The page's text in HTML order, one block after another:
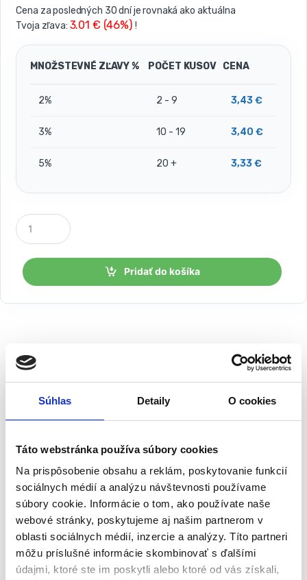
Súhlas Detaily O cookies
Táto webstránka používa súbory cookies
Na prispôsobenie obsahu a reklám, poskytovanie funkcií
sociálnych médií a analýzu návštevnosti používame
súbory cookie. Informácie o tom, ako používate naše
webové stránky, poskytujeme aj našim partnerom v
oblasti sociálnych médií, inzercie a analýzy. Títo partneri
môžu príslušné informácie skombinovať s ďalšími
údajmi, ktoré ste im poskytli alebo ktoré od vás získali,
Cena za posledných 30 dní je rovnaká ako aktuálna
Tvoja zľava: 3.01 € (46%) !
MNOŽSTEVNÉ ZĽAVY % POČET KUSOV CENA
2% 2 - 9 3,43€
3% 10 - 19 3,40 €
5% 20 + 3,33€
P
o
č
s
Pridať do košíka
Pikniková termo taška 2v1 – 20 L | žltá
je obohatená o materiály s tepelnými vlastnosťami. Môžete v nej
teda nosiť jedlo, nápoje, kozmetiku a lieky, ktoré si vyžadujú
chlad. Táto prenosná pikniková taška bude ideálna na výlet k
moru, jazeru alebo rieke. Dodatočná sieťovaná priehradka vám
umožní rýchlo nájsť vaše položky.
Vlastnosti produktu: